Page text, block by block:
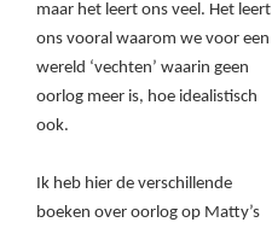
maar het leert ons veel. Het leert
ons vooral waarom we voor een
wereld ‘vechten’ waarin geen
oorlog meer is, hoe idealistisch
ook.
Ik heb hier de verschillende
boeken over oorlog op Matty’s